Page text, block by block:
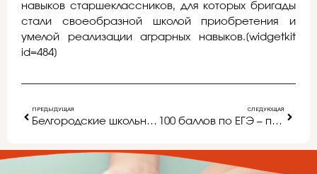
навыков старшеклассников, для которых бригады
стали своеобразной школой приобретения и
умелой реализации аграрных навыков.[widgetkit
id=484]
ПРЕДЫДУЩАЯ
Белгородские школьники из лицея № 9 приняли участие в Астрономической школе в г. Санкт-Петербурге
СЛЕДУЮЩАЯ
100 баллов по ЕГЭ – повод для гордости